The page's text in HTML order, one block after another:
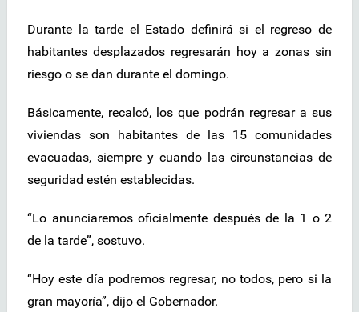
Durante la tarde el Estado definirá si el regreso de
habitantes desplazados regresarán hoy a zonas sin
riesgo o se dan durante el domingo.
Básicamente, recalcó, los que podrán regresar a sus
viviendas son habitantes de las 15 comunidades
evacuadas, siempre y cuando las circunstancias de
seguridad estén establecidas.
“Lo anunciaremos oficialmente después de la 1 o 2
de la tarde”, sostuvo.
“Hoy este día podremos regresar, no todos, pero si la
gran mayoría”, dijo el Gobernador.